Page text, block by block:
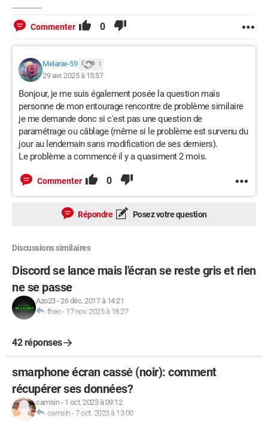
Commenter 0
Melanie-59 1
29 avr. 2025 à 15:57
Bonjour, je me suis également posée la question mais
personne de mon entourage rencontre de problème similaire
je me demande donc si c'est pas une question de
paramétrage ou câblage (même si le problème est survenu du
jour au lendemain sans modification de ses derniers).
Le problème a commencé il y a quasiment 2 mois.
Commenter 0
Répondre Posez votre question
Discussions similaires
Discord se lance mais l'écran se reste gris et rien
ne se passe
Azo23-26 déc. 2017 à 14:21
theo- 17 nov. 2025 à 18:27
42 réponses
smarphone écran cassė (noir): comment
récupérer ses données?
camsin- 1 oct. 2023 à 09:12
camsin-7 oct. 2023 à 13:00